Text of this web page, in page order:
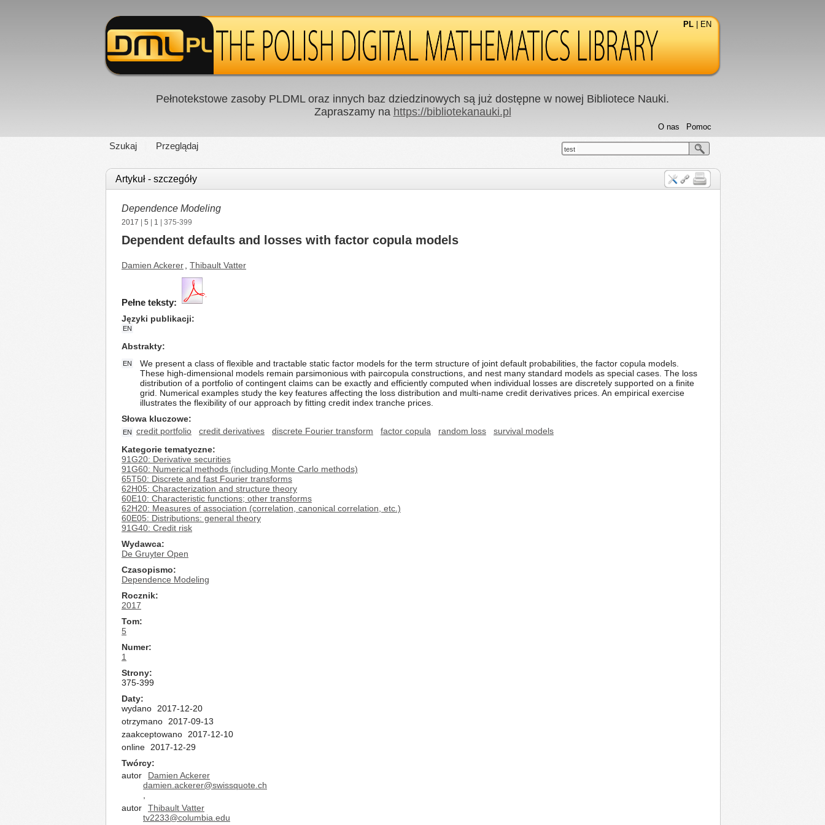
PL EN
Pełnotekstowe zasoby PLDML oraz innych baz dziedzinowych są już dostępne w nowej Bibliotece Nauki.
Zapraszamy na https://bibliotekanauki.pl
Szukaj Przeglądaj
Pomoc
O nas
test
Artykuł - szczegóły
Dependence Modeling
2017 5 1 | 375-399
Dependent defaults and losses with factor copula models
Damien Ackerer Thibault Vatter
Pełne teksty:
Języki publikacji
EN
Abstrakty
EN
We present a class of flexible and tractable static factor models for the term structure of joint default probabilities, the factor copula models.
These high-dimensional models remain parsimonious with paircopula constructions, and nest many standard models as special cases. The loss
distribution of a portfolio of contingent claims can be exactly and efficiently computed when individual losses are discretely supported on a finite
grid. Numerical examples study the key features affecting the loss distribution and multi-name credit derivatives prices. An empirical exercise
illustrates the flexibility of our approach by fitting credit index tranche prices.
Słowa kluczowe
EN credit portfolio credit derivatives discrete Fourier transform factor copula random loss
survival models
Kategorie tematyczne
91G20: Derivative securities
91G60: Numerical methods (including Monte Carlo methods)
65T50: Discrete and fast Fourier transforms
62H05: Characterization and structure theory
60E10: Characteristic functions; other transforms
62H20: Measures of association (correlation, canonical correlation, etc.)
60E05: Distributions: general theory
91G40: Credit risk
Wydawca
De Gruyter Open
Czasopismo
Dependence Modeling
Rocznik
2017
Tom
5
Numer
1
Strony
375-399
Daty
wydano
2017-12-20
otrzymano
2017-09-13
zaakceptowano
2017-12-10
online
2017-12-29
Twórcy
autor
Damien Ackerer
damien.ackerer@swissquote.ch
autor
Thibault Vatter
tv2233@columbia.edu